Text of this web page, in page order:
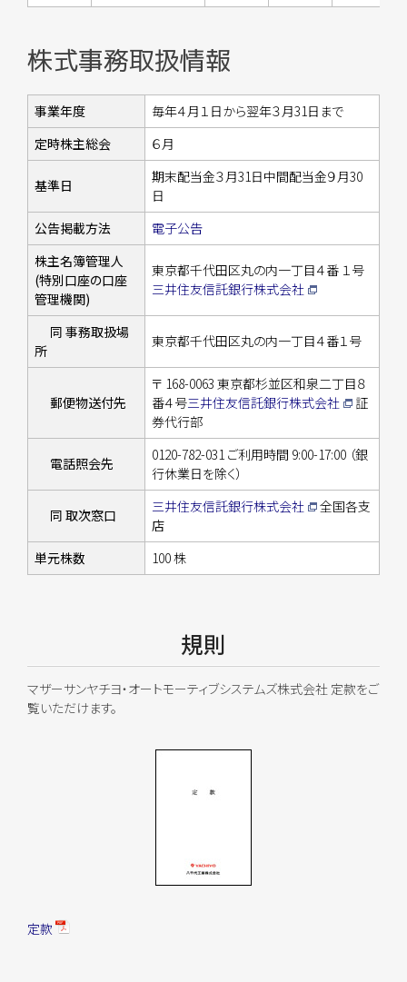
株式事務取扱情報
事業年度
毎年４月１日から翌年３月31日まで
定時株主総会
６月
基準日 期末配当金３月31日中間配当金９月30
日
公告掲載方法
電子公告
株主名簿管理人
(特別口座の口座
管理機関)
東京都千代田区丸の内一丁目４番 １号
三井住友信託銀行株式会社
同 事務取扱場
所
東京都千代田区丸の内一丁目４番１号
郵便物送付先
〒 168-0063 東京都杉並区和泉二丁目８
番４号三井住友信託銀行株式会社
証
券代行部
電話照会先
0120-782-031 ご利用時間 9:00-17:00 （銀
行休業日を除く）
同 取次窓口 三井住友信託銀行株式会社
全国各支
店
単元株数
100 株
規則
マザーサンヤチヨ・オートモーティブシステムズ株式会社 定款をご
覧いただけます。
定款